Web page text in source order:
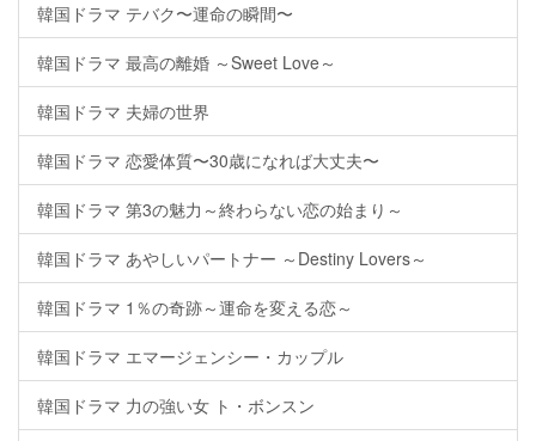
韓国ドラマ テバク〜運命の瞬間〜
韓国ドラマ 最高の離婚 ～Sweet Love～
韓国ドラマ 夫婦の世界
韓国ドラマ 恋愛体質〜30歳になれば大丈夫〜
韓国ドラマ 第3の魅力～終わらない恋の始まり～
韓国ドラマ あやしいパートナー ～Destiny Lovers～
韓国ドラマ 1％の奇跡～運命を変える恋～
韓国ドラマ エマージェンシー・カップル
韓国ドラマ 力の強い女 ト・ボンスン